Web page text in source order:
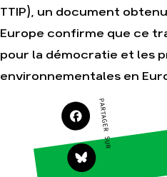
terrain
Agir au quotidien
Soutenir les
campagnes
Transmettre tout ou
patrimoine
Télécharger
gratuitement les
guides éco-citoyens
TTIP), un document
Europe confirme que ce
pour la démocratie et les
environnementales en
PARTAGER SUR